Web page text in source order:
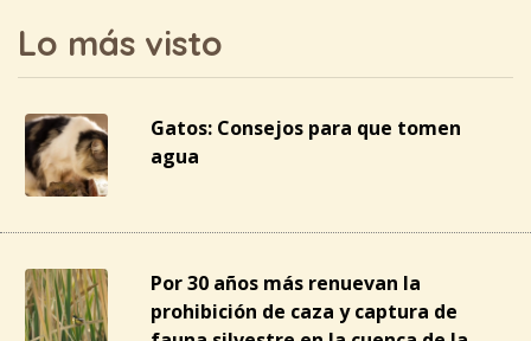
Lo más visto
Gatos: Consejos para que tomen
agua
Por 30 años más renuevan la
prohibición de caza y captura de